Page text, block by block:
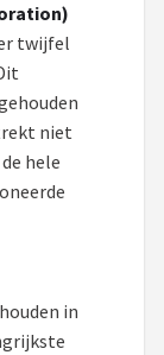
twijfel
niet
hele
in